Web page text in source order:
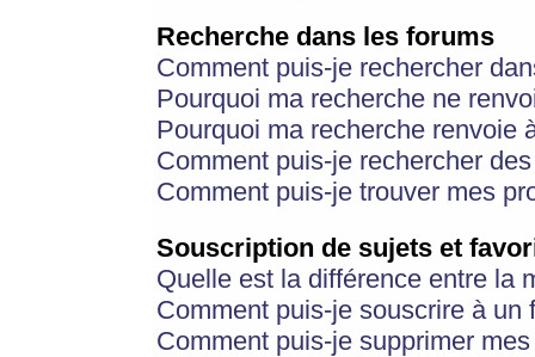
Recherche dans les forums
Comment puis-je rechercher
Pourquoi ma recherche ne
Pourquoi ma recherche renvoie
Comment puis-je rechercher
Comment puis-je trouver mes
Souscription de sujets et
Quelle est la différence entre la
Comment puis-je souscrire à
Comment puis-je supprimer